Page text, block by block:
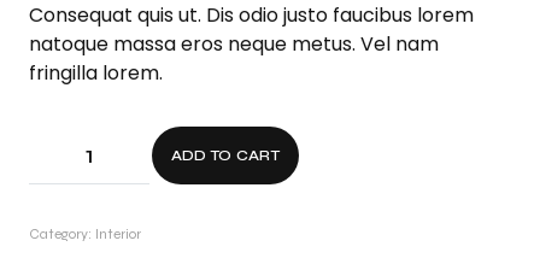
Consequat quis ut. Dis odio justo faucibus lorem
natoque massa eros neque metus. Vel nam
fringilla lorem.
ADD TO CART
Category: Interior